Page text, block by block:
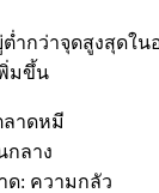
ต่ำกว่าจุดสูงสุดใ
มขึ้น
ลาดหมี
กลาง
ด: ความกลัว